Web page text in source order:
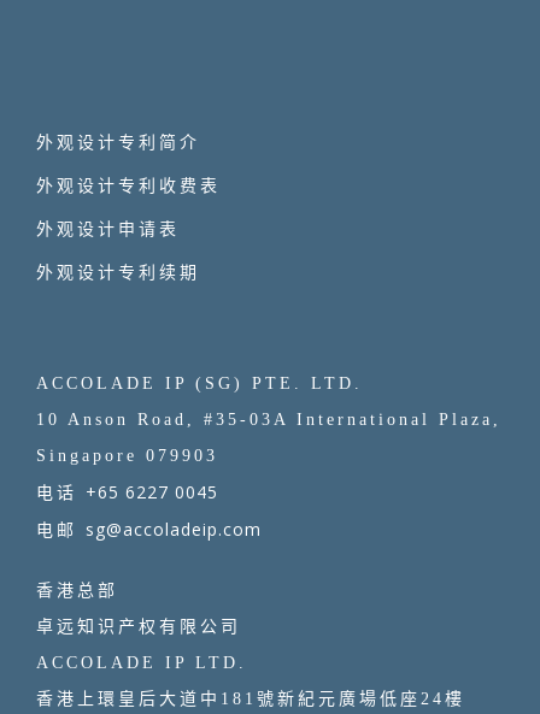
外观设计专利简介
外观设计专利收费表
外观设计申请表
外观设计专利续期
ACCOLADE IP (SG) PTE. LTD.
10 Anson Road, #35-03A International Plaza,
Singapore 079903
电话 +65 6227 0045
电邮 sg@accoladeip.com
香港总部
卓远知识产权有限公司
ACCOLADE IP LTD.
香港上環皇后大道中181號新紀元廣場低座24樓